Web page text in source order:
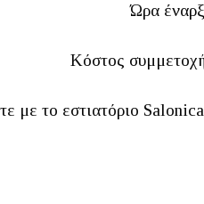
Ώρα
Κόστος
με το εστιατόριο